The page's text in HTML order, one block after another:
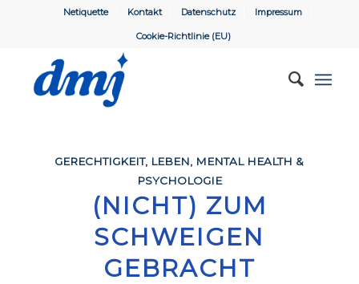
Netiquette Kontakt Datenschutz Impressum
Cookie-Richtlinie (EU)
GERECHTIGKEIT, LEBEN, MENTAL HEALTH &
PSYCHOLOGIE
(NICHT) ZUM
SCHWEIGEN
GEBRACHT